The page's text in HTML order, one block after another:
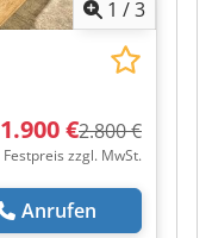
1 /3
1.900 €2.800 €
Festpreis zzgl. MwSt.
Anrufen